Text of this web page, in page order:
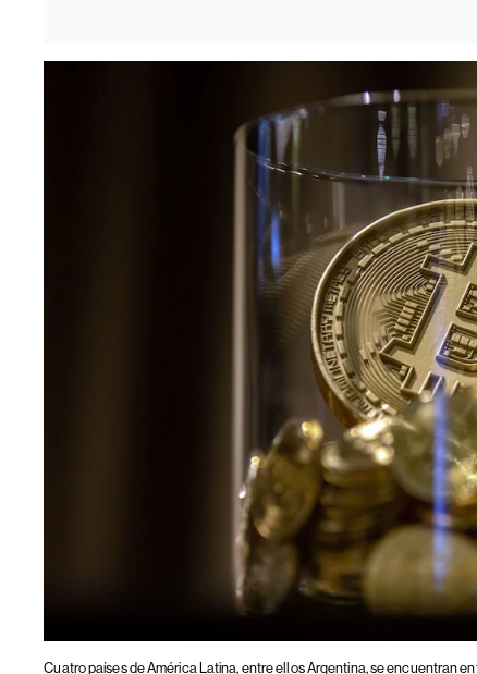
Cuatro países de América Latina, entre ellos Argentina, se encuentran